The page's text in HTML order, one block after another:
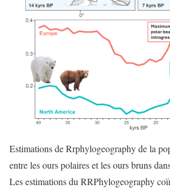
Estimations de Rrphylogeography de la
entre les ours polaires et les ours bruns
Les estimations du RRPhylogeography